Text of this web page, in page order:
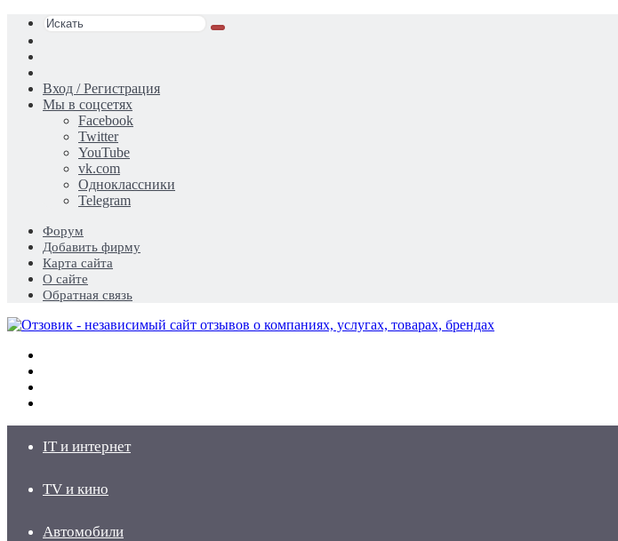
Искать
статья
Вход / Регистрация
Мы в соцсетях
Facebook
Twitter
YouTube
vk.com
Одноклассники
Telegram
Форум
Добавить фирму
Карта сайта
О сайте
Обратная связь
IT и интернет
TV и кино
Автомобили